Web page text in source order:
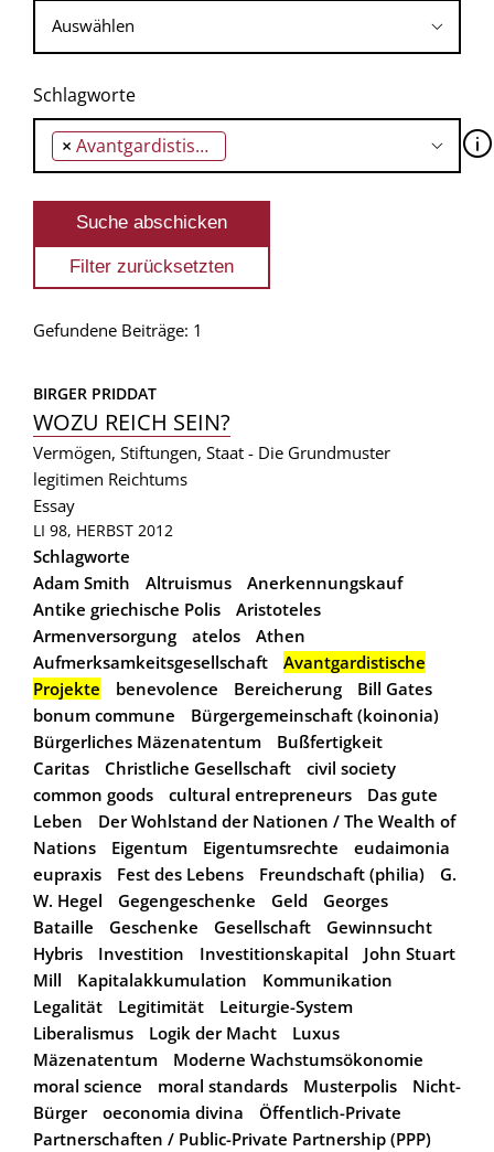
Schlagworte
× Avantgardistische Projekte 🛈
Gefundene Beiträge: 1
BIRGER PRIDDAT
WOZU REICH SEIN?
Vermögen, Stiftungen, Staat - Die Grundmuster
legitimen Reichtums
Essay
LI 98, HERBST 2012
Schlagworte
Adam Smith
Altruismus
Anerkennungskauf
Antike griechische Polis
Aristoteles
Armenversorgung
atelos
Athen
Aufmerksamkeitsgesellschaft
Avantgardistische
Projekte
benevolence Bereicherung
Bill Gates
bonum commune
Bürgergemeinschaft (koinonia)
Bürgerliches Mäzenatentum
Bußfertigkeit
Caritas
Christliche Gesellschaft
civil society
common goods
cultural entrepreneurs
Das gute
Leben
Der Wohlstand der Nationen / The Wealth of
Nations
Eigentum Eigentumsrechte
eudaimonia
eupraxis
Fest des Lebens Freundschaft (philia)
G.
W. Hegel
Gegengeschenke Geld
Georges
Bataille
Geschenke Gesellschaft
Gewinnsucht
Hybris
Investition Investitionskapital
John Stuart
Mill
Kapitalakkumulation
Kommunikation
Legalität
Legitimität
Leiturgie-System
Liberalismus
Logik der Macht
Luxus
Mäzenatentum
Moderne Wachstumsökonomie
moral science
moral standards Musterpolis
Nicht-
Bürger
oeconomia divina
Öffentlich-Private
Partnerschaften / Public-Private Partnership (PPP)